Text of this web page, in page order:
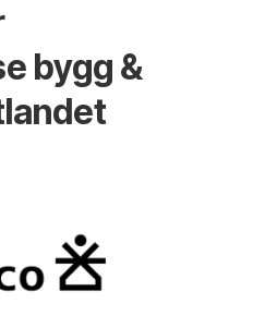
bygg &